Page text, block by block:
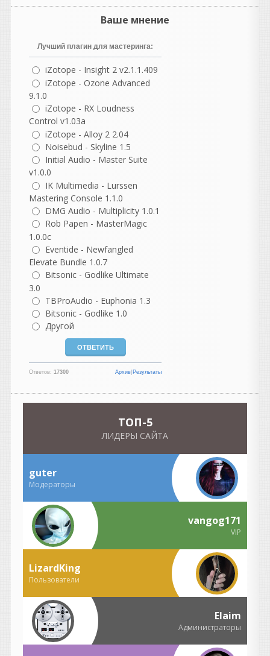
режима совместимости там
в свойствах не помогает..
vangog171
написал 06.08.2026 в22:54
Библиотека необходима.
Странно что кейген
перестал запускаться
когда от админа
нажимаешь.. Чудеса прям
какие то
guter
написал 06.08.2026 в22:37
не согласна с этим
комментарием, но
понимаю, откуда он взялся.
В нем есть доля
ностальгии, но как
описание реальности он
сильно идеализирован.
Разберем по частям.
«Как же было спокойно до
появления компа...»
На самом деле не совсем.
Да, компьютеров не было,
но были свои проблемы:
магнитофоны требовали
нужно было выставлять ток
чистить и размагничивать
они изнашивались;
бороться с шумом пленки;
если ошибся при записи —
переписывать целый дубль.
То есть работы было не
меньше, просто она была
Подключил проводочки,
заправил ленточку, прогрел
Это романтичная картина,
но в профессиональных
студиях все было гораздо
сложнее.
Ваше мнение
Лучший плагин для мастеринга:
iZotope - Insight 2 v2.1.1.409
iZotope - Ozone Advanced
9.1.0
iZotope - RX Loudness
Control v1.03a
iZotope - Alloy 2 2.04
Noisebud - Skyline 1.5
Initial Audio - Master Suite
v1.0.0
IK Multimedia - Lurssen
Mastering Console 1.1.0
DMG Audio - Multiplicity 1.0.1
Rob Papen - MasterMagic
1.0.0c
Eventide - Newfangled
Elevate Bundle 1.0.7
Bitsonic - Godlike Ultimate
3.0
TBProAudio - Euphonia 1.3
Bitsonic - Godlike 1.0
Другой
Ответов: 17300 Результаты
Архив
TOП-5
ЛИДЕРЫ САЙТА
guter
Модераторы
vangog171
VIP
LizardKing
Пользователи
Elaim
Администраторы